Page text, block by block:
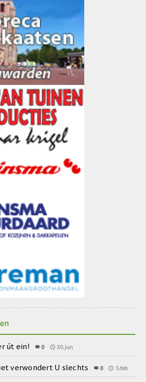
út ein! 0 30.jun
verwondert U slechts 0 5.feb